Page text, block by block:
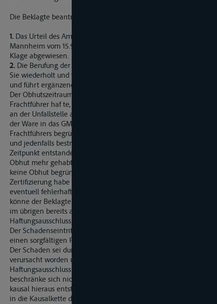
Die Beklagte beantragt:
1. Das Urteil des Amtsgerichts – Schifffahrtsgerichts –
Mannheim vom 15.9.2010 wird teilweise abgeändert und die
Klage abgewiesen.
2. Die Berufung der Klägerin wird zurück gewiesen.
Sie wiederholt und vertieft ihr erstinstanzliches Vorbringen
und führt ergänzend aus:
Der Obhutszeitraum, für den gemäß Art. 16 Abs. 1 CMNI der
Frachtführer haf te, sei mit Ausladen der Ware aus GMS »R.«
an der Unfallstelle abgeschlossen worden. Mit dem Einladen
der Ware in das GMS »T.« sei eine neue Obhut eines neuen
Frachtführers begründet worden. Ein wie immer gearteter –
und jedenfalls bestrittener – Schaden an der Ware sei in dem
Zeitpunkt entstanden, in dem der Frachtführer »R.« keine
Obhut mehr gehabt habe und bei dem Frachtführer »T.« noch
keine Obhut begründet worden sei. Die fehlende GMP-
Zertifizierung habe zu keinem Substanzschaden geführt. Ein
eventuell fehlerhaftes Verhalten des Sachverständigen S.
könne der Beklagten nicht zugerechnet werden. Die Klage sei
im übrigen bereits aus den allgemeinen
Haftungsausschlussgründen des Art. 16 CMNI unbegründet.
Der Schadenseintritt wäre im Sinne von Art. 16 CMNI auch für
einen sorgfältigen Frachtführer nicht vermeidbar gewesen.
Der Schaden sei durch ein Verhalten des Absenders
verursacht worden und letztlich stehe der Beklagten auch der
Haftungsausschluss für nautisches Verhalten zur Seite. Dieser
beschränke sich nicht auf die Erstschädigung sondern auf alle
kausal hieraus entstehenden weiteren Schäden. Einbezogen
in die Kausalkette des nautischen Verschuldens seien auch